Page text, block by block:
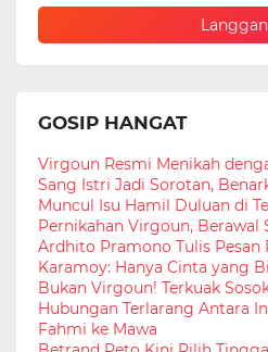
GOSIP HANGAT
Virgoun Resmi Menikah
Sang Istri Jadi Sorotan,
Muncul Isu Hamil Duluan di
Pernikahan Virgoun, Berawal
Ardhito Pramono Tulis
Karamoy: Hanya Cinta yang
Bukan Virgoun! Terkuak
Hubungan Terlarang Antara
Fahmi ke Mawa